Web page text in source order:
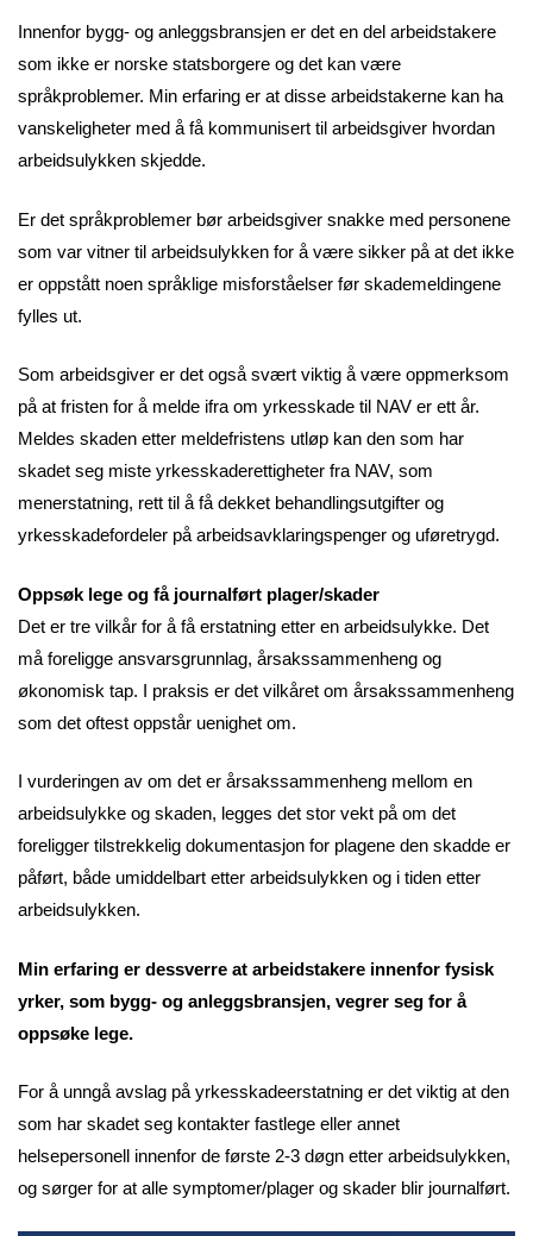
Innenfor bygg- og anleggsbransjen er det en del arbeidstakere
som ikke er norske statsborgere og det kan være
språkproblemer. Min erfaring er at disse arbeidstakerne kan ha
vanskeligheter med å få kommunisert til arbeidsgiver hvordan
arbeidsulykken skjedde.
Er det språkproblemer bør arbeidsgiver snakke med personene
som var vitner til arbeidsulykken for å være sikker på at det ikke
er oppstått noen språklige misforståelser før skademeldingene
fylles ut.
Som arbeidsgiver er det også svært viktig å være oppmerksom
på at fristen for å melde ifra om yrkesskade til NAV er ett år.
Meldes skaden etter meldefristens utløp kan den som har
skadet seg miste yrkesskaderettigheter fra NAV, som
menerstatning, rett til å få dekket behandlingsutgifter og
yrkesskadefordeler på arbeidsavklaringspenger og uføretrygd.
Oppsøk lege og få journalført plager/skader
Det er tre vilkår for å få erstatning etter en arbeidsulykke. Det
må foreligge ansvarsgrunnlag, årsakssammenheng og
økonomisk tap. I praksis er det vilkåret om årsakssammenheng
som det oftest oppstår uenighet om.
I vurderingen av om det er årsakssammenheng mellom en
arbeidsulykke og skaden, legges det stor vekt på om det
foreligger tilstrekkelig dokumentasjon for plagene den skadde er
påført, både umiddelbart etter arbeidsulykken og i tiden etter
arbeidsulykken.
Min erfaring er dessverre at arbeidstakere innenfor fysisk
yrker, som bygg- og anleggsbransjen, vegrer seg for å
oppsøke lege.
For å unngå avslag på yrkesskadeerstatning er det viktig at den
som har skadet seg kontakter fastlege eller annet
helsepersonell innenfor de første 2-3 døgn etter arbeidsulykken,
og sørger for at alle symptomer/plager og skader blir journalført.